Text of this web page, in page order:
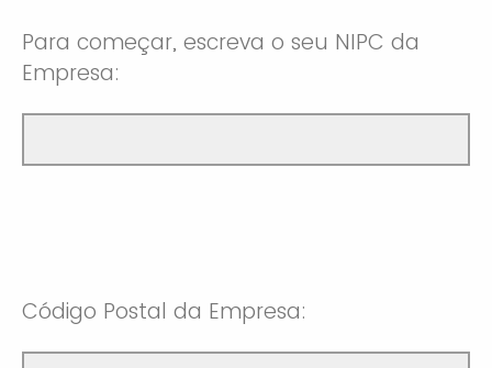
Para começar, escreva o seu NIPC da
Empresa:
Código Postal da Empresa: